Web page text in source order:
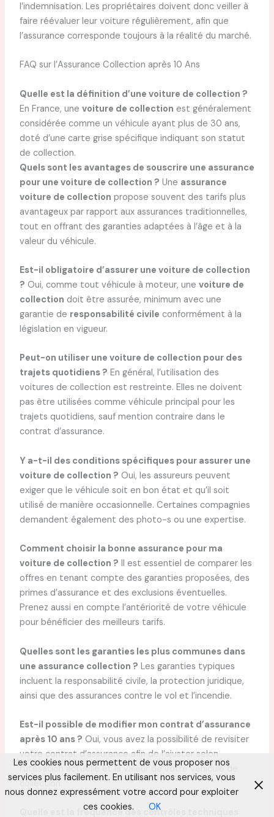
l’indemnisation. Les propriétaires doivent donc veiller à
faire réévaluer leur voiture régulièrement, afin que
l’assurance corresponde toujours à la réalité du marché.
FAQ sur l’Assurance Collection après 10 Ans
Quelle est la définition d’une voiture de collection ?
En France, une voiture de collection est généralement
considérée comme un véhicule ayant plus de 30 ans,
doté d’une carte grise spécifique indiquant son statut
de collection.
Quels sont les avantages de souscrire une assurance
pour une voiture de collection ? Une assurance
voiture de collection propose souvent des tarifs plus
avantageux par rapport aux assurances traditionnelles,
tout en offrant des garanties adaptées à l’âge et à la
valeur du véhicule.
Est-il obligatoire d’assurer une voiture de collection
? Oui, comme tout véhicule à moteur, une voiture de
collection doit être assurée, minimum avec une
garantie de responsabilité civile conformément à la
législation en vigueur.
Peut-on utiliser une voiture de collection pour des
trajets quotidiens ? En général, l’utilisation des
voitures de collection est restreinte. Elles ne doivent
pas être utilisées comme véhicule principal pour les
trajets quotidiens, sauf mention contraire dans le
contrat d’assurance.
Y a-t-il des conditions spécifiques pour assurer une
voiture de collection ? Oui, les assureurs peuvent
exiger que le véhicule soit en bon état et qu’il soit
utilisé de manière occasionnelle. Certaines compagnies
demandent également des photo-s ou une expertise.
Comment choisir la bonne assurance pour ma
voiture de collection ? Il est essentiel de comparer les
offres en tenant compte des garanties proposées, des
primes d’assurance et des exclusions éventuelles.
Prenez aussi en compte l’antériorité de votre véhicule
pour bénéficier des meilleurs tarifs.
Quelles sont les garanties les plus communes dans
une assurance collection ? Les garanties typiques
incluent la responsabilité civile, la protection juridique,
ainsi que des assurances contre le vol et l’incendie.
Est-il possible de modifier mon contrat d’assurance
après 10 ans ? Oui, vous avez la possibilité de revisiter
votre contrat d’assurance afin de l’ajuster selon
l’utilisation actuelle et la valeur de votre véhicule de
collection.
Quelle est la fréquence des contrôles techniques
Les cookies nous permettent de vous proposer nos
services plus facilement. En utilisant nos services, vous
nous donnez expressément votre accord pour exploiter
ces cookies.
OK